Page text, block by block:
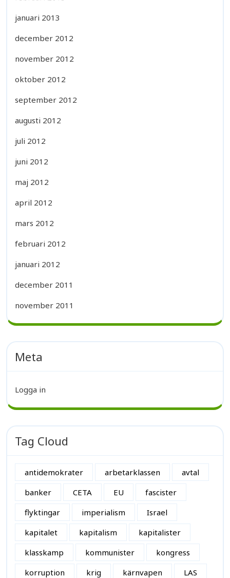
januari 2013
december 2012
november 2012
oktober 2012
september 2012
augusti 2012
juli 2012
juni 2012
maj 2012
april 2012
mars 2012
februari 2012
januari 2012
december 2011
november 2011
Meta
Logga in
Tag Cloud
antidemokrater arbetarklassen
avtal
banker
CETA EU
fascister
flyktingar
imperialism
Israel
kapitalet
kapitalism
kapitalister
klasskamp
kommunister
kongress
korruption
krig kärnvapen LAS